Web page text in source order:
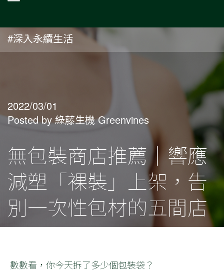
2022/03/01
Posted by 綠藤生機 Greenvines
#深入永續生活
無包裝商店推薦｜響應
減塑「裸裝」上架，告
別一次性包材的五間店
數數看，你今天拆了多少個包裝袋？